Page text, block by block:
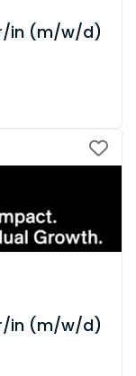
in (m/w/d)
in (m/w/d)